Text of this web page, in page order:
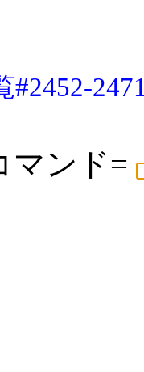
#2452-
マンド=